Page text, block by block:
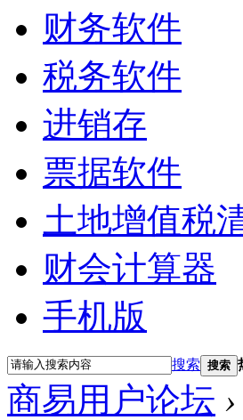
财务软件
税务软件
进销存
票据软件
土地增值税
财会计算器
手机版
搜索 搜索
商易用户论坛 ›